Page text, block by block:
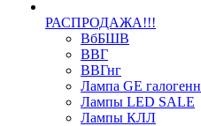
РАСПРОДАЖА!!!
ВбБШВ
ВВГ
ВВГнг
Лампа GE галогенн
Лампы LED SALE
Лампы КЛЛ